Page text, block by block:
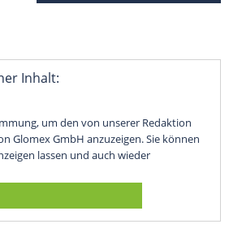
Inhalt:
um den von unserer Redaktion
Glomex GmbH anzuzeigen. Sie können
lassen und auch wieder